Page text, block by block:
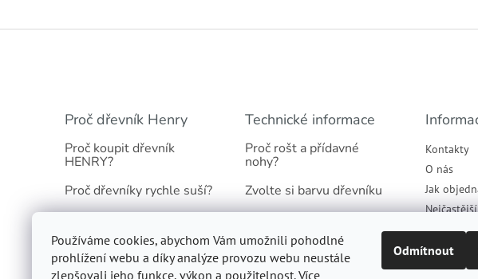
Používáme cookies, abychom Vám umožnili pohodlné
prohlížení webu a díky analýze provozu webu neustále
zlepšovali jeho funkce, výkon a použitelnost. Více
Odmítnout
Proč dřevník Henry
Proč koupit dřevník
HENRY?
Proč dřevníky rychle suší?
Dřevník s tradicí
Technické informace
Proč rošt a přídavné
nohy?
Zvolte si barvu dřevníku
Proč suché dřevo
Kontakty
O nás
Jak
Obchodní
Podmínky